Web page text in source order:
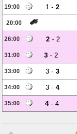
19:00 1 - 2
20:00
26:00 2 - 2
31:00 3 - 2
33:00 3 - 3
34:00 3 - 4
35:00 4 - 4